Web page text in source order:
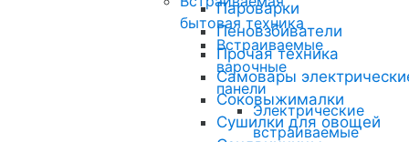
Пароварки
Пеновзбиватели
Прочая техника
Самовары
Соковыжималки
Сушилки для овощей
бытовая техника
Встраиваемые
варочные
панели
Электрические
встраиваемые